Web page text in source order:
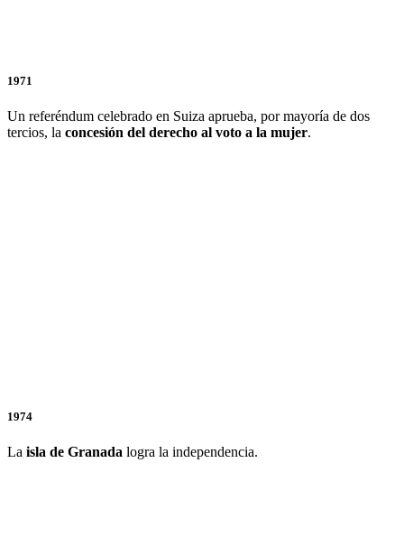
1971
Un referéndum celebrado en Suiza aprueba, por mayoría de dos
tercios, la concesión del derecho al voto a la mujer.
1974
La isla de Granada logra la independencia.